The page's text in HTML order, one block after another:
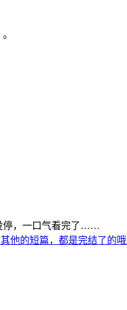
停，一口气看完了……
他的短篇，都是完结了的哦